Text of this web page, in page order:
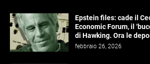
Epstein files: cade il
Economic Forum, il
di Hawking. Ora le
febbraio 26, 2026